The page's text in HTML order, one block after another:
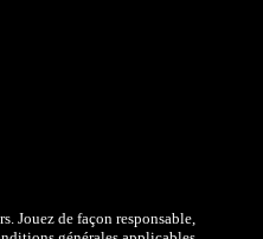
Jouez de façon responsable,